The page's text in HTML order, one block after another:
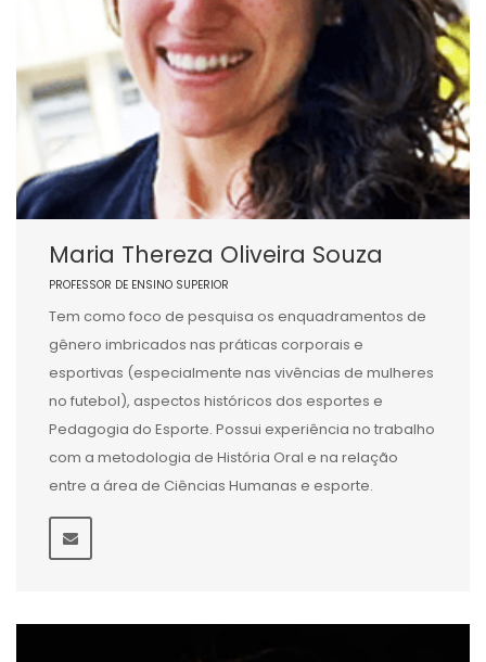
Maria Thereza Oliveira Souza
PROFESSOR DE ENSINO SUPERIOR
Tem como foco de pesquisa os enquadramentos de
gênero imbricados nas práticas corporais e
esportivas (especialmente nas vivências de mulheres
no futebol), aspectos históricos dos esportes e
Pedagogia do Esporte. Possui experiência no trabalho
com a metodologia de História Oral e na relação
entre a área de Ciências Humanas e esporte.